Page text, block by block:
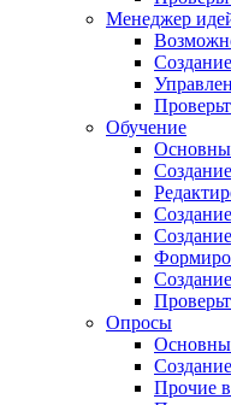
Менеджер
Обучение
Опросы
Прочие